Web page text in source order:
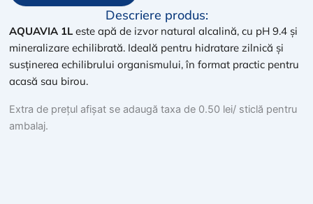
de
natural
alcalină
pH
9.4,
PET
Descriere produs:
AQUAVIA 1L este apă de izvor natural alcalină, cu pH 9.4 și
mineralizare echilibrată. Ideală pentru hidratare zilnică și
susținerea echilibrului organismului, în format practic pentru
acasă sau birou.
Extra de prețul afișat se adaugă taxa de 0.50 lei/ sticlă pentru
ambalaj.